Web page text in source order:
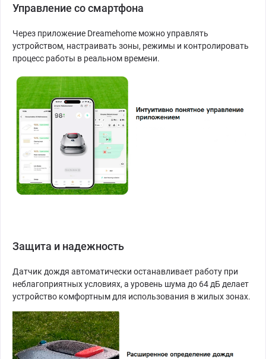
Управление со смартфона
Через приложение Dreamehome можно управлять
устройством, настраивать зоны, режимы и контролировать
процесс работы в реальном времени.
Защита и надежность
Датчик дождя автоматически останавливает работу при
неблагоприятных условиях, а уровень шума до 64 дБ делает
устройство комфортным для использования в жилых зонах.